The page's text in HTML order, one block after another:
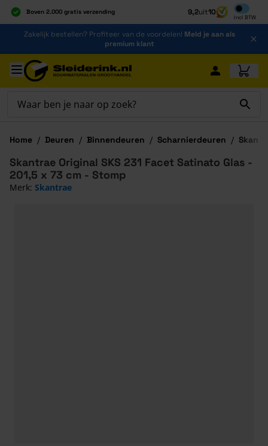
Boven 2.000 gratis verzending
Al 40 jaar dé specialist
Alles onder één dak
9,2uit10
Incl BTW
Inclusief
Ga naar de inhoud
Zakelijk bestellen? Profiteer van de voordelen! Meld je aan als
premium klant
Ga naar hoofdinhoud
Home / Deuren / Binnendeuren / Scharnierdeuren /
Skantrae Original SKS 231 Facet Satinato Glas -
201,5 x 73 cm - Stomp
Merk: Skantrae